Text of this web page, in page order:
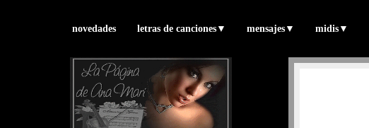
novedades letras de canciones▼ mensajes▼ midis▼